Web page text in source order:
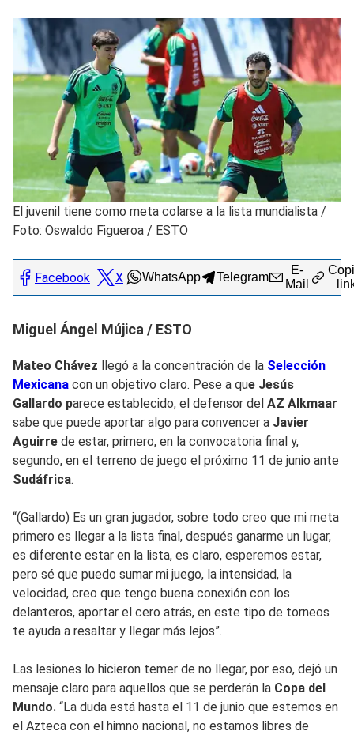
El juvenil tiene como meta colarse a la lista mundialista /
Foto: Oswaldo Figueroa / ESTO
Facebook X WhatsApp Telegram
E-
Mail
Miguel Ángel Mújica / ESTO
Mateo Chávez llegó a la concentración de la Selección
Mexicana con un objetivo claro. Pese a que Jesús
Gallardo parece establecido, el defensor del AZ Alkmaar
sabe que puede aportar algo para convencer a Javier
Aguirre de estar, primero, en la convocatoria final y,
segundo, en el terreno de juego el próximo 11 de junio ante
Sudáfrica.
“(Gallardo) Es un gran jugador, sobre todo creo que mi meta
primero es llegar a la lista final, después ganarme un lugar,
es diferente estar en la lista, es claro, esperemos estar,
pero sé que puedo sumar mi juego, la intensidad, la
velocidad, creo que tengo buena conexión con los
delanteros, aportar el cero atrás, en este tipo de torneos
te ayuda a resaltar y llegar más lejos”.
Las lesiones lo hicieron temer de no llegar, por eso, dejó un
mensaje claro para aquellos que se perderán la Copa del
Mundo. “La duda está hasta el 11 de junio que estemos en
el Azteca con el himno nacional, no estamos libres de